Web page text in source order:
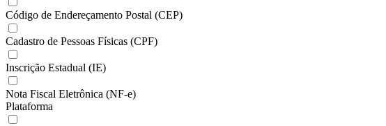
Código de Endereçamento Postal (CEP)
Cadastro de Pessoas Físicas (CPF)
Inscrição Estadual (IE)
Nota Fiscal Eletrônica (NF-e)
Plataforma